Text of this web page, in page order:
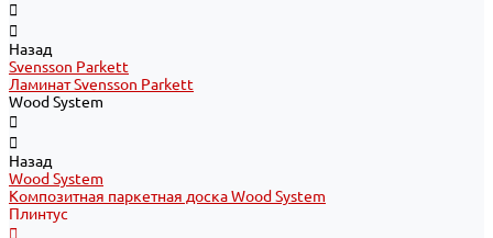
Назад
Svensson Parkett
Ламинат Svensson Parkett
Wood System
Назад
Wood System
Композитная паркетная доска Wood System
Плинтус